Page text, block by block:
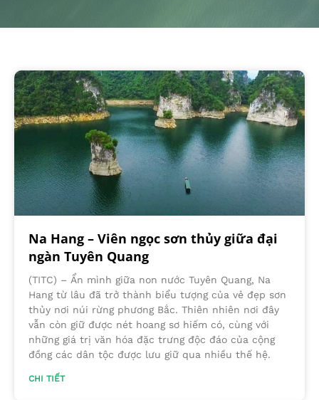
Na Hang – Viên ngọc sơn thủy giữa đại
ngàn Tuyên Quang
(TITC) – Ẩn mình giữa non nước Tuyên Quang, Na
Hang từ lâu đã trở thành biểu tượng của vẻ đẹp sơn
thủy nơi núi rừng phương Bắc. Thiên nhiên nơi đây
vẫn còn giữ được nét hoang sơ hiếm có, cùng với
những giá trị văn hóa đặc trưng độc đáo của cộng
đồng các dân tộc được lưu giữ qua nhiều thế hệ.
CHI TIẾT